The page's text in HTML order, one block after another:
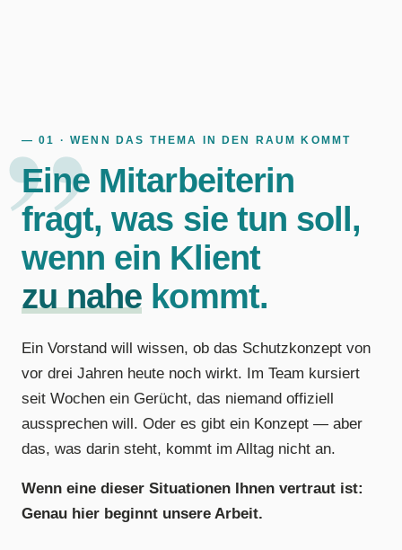
— 01 · WENN DAS THEMA IN DEN RAUM KOMMT
Eine Mitarbeiterin
fragt, was sie tun soll,
wenn ein Klient
zu nahe kommt.
Ein Vorstand will wissen, ob das Schutzkonzept von
vor drei Jahren heute noch wirkt. Im Team kursiert
seit Wochen ein Gerücht, das niemand offiziell
aussprechen will. Oder es gibt ein Konzept — aber
das, was darin steht, kommt im Alltag nicht an.
Wenn eine dieser Situationen Ihnen vertraut ist:
Genau hier beginnt unsere Arbeit.